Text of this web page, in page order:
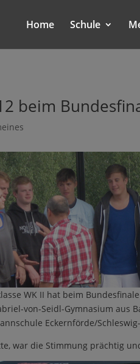
Home Schule
beim
WK II hat beim
von-Seidl-Gymnasium aus
Eckernförde/
war die Stimmung prächtig